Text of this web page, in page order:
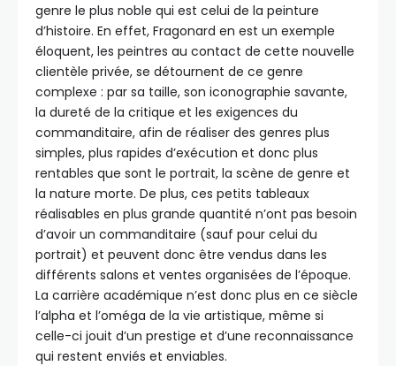
genre le plus noble qui est celui de la peinture
d’histoire. En effet, Fragonard en est un exemple
éloquent, les peintres au contact de cette nouvelle
clientèle privée, se détournent de ce genre
complexe : par sa taille, son iconographie savante,
la dureté de la critique et les exigences du
commanditaire, afin de réaliser des genres plus
simples, plus rapides d’exécution et donc plus
rentables que sont le portrait, la scène de genre et
la nature morte. De plus, ces petits tableaux
réalisables en plus grande quantité n’ont pas besoin
d’avoir un commanditaire (sauf pour celui du
portrait) et peuvent donc être vendus dans les
différents salons et ventes organisées de l’époque.
La carrière académique n’est donc plus en ce siècle
l’alpha et l’oméga de la vie artistique, même si
celle-ci jouit d’un prestige et d’une reconnaissance
qui restent enviés et enviables.